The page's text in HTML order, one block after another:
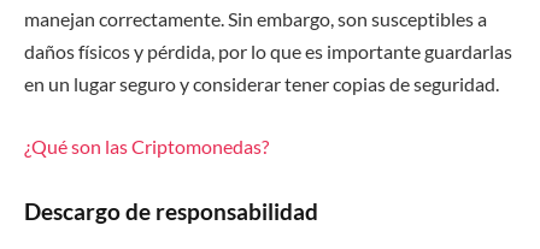
manejan correctamente. Sin embargo, son susceptibles a
daños físicos y pérdida, por lo que es importante guardarlas
en un lugar seguro y considerar tener copias de seguridad.
¿Qué son las Criptomonedas?
Descargo de responsabilidad